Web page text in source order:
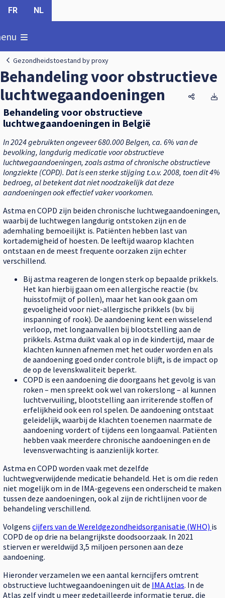
FR NL
Gezondheidstoestand by proxy
Behandeling voor obstructieve
luchtwegaandoeningen
Behandeling voor obstructieve
luchtwegaandoeningen in België
In 2024 gebruikten ongeveer 680.000 Belgen, ca. 6% van de
bevolking, langdurig medicatie voor obstructieve
luchtwegaandoeningen, zoals astma of chronische obstructieve
longziekte (COPD). Dat is een sterke stijging t.o.v. 2008, toen dit 4%
bedroeg, al betekent dat niet noodzakelijk dat deze
aandoeningen ook effectief vaker voorkomen.
Astma en COPD zijn beiden chronische luchtwegaandoeningen,
waarbij de luchtwegen langdurig ontstoken zijn en de
ademhaling bemoeilijkt is. Patiënten hebben last van
kortademigheid of hoesten. De leeftijd waarop klachten
ontstaan en de meest frequente oorzaken zijn echter
verschillend.
Bij astma reageren de longen sterk op bepaalde prikkels.
Het kan hierbij gaan om een allergische reactie (bv.
huisstofmijt of pollen), maar het kan ook gaan om
gevoeligheid voor niet-allergische prikkels (bv. bij
inspanning of rook). De aandoening kent een wisselend
verloop, met longaanvallen bij blootstelling aan de
prikkels. Astma duikt vaak al op in de kindertijd, maar de
klachten kunnen afnemen met het ouder worden en als
de aandoening goed onder controle blijft, is de impact op
de op de levenskwaliteit beperkt.
COPD is een aandoening die doorgaans het gevolg is van
roken – men spreekt ook wel van rokerslong – al kunnen
luchtvervuiling, blootstelling aan irriterende stoffen of
erfelijkheid ook een rol spelen. De aandoening ontstaat
geleidelijk, waarbij de klachten toenemen naarmate de
aandoening vordert of tijdens een longaanval. Patiënten
hebben vaak meerdere chronische aandoeningen en de
levensverwachting is aanzienlijk korter.
Astma en COPD worden vaak met dezelfde
luchtwegverwijdende medicatie behandeld. Het is om die reden
niet mogelijk om in de IMA-gegevens een onderscheid te maken
tussen deze aandoeningen, ook al zijn de richtlijnen voor de
behandeling verschillend.
Volgens cijfers van de Wereldgezondheidsorganisatie (WHO) is
COPD de op drie na belangrijkste doodsoorzaak. In 2021
stierven er wereldwijd 3,5 miljoen personen aan deze
aandoening.
Hieronder verzamelen we een aantal kerncijfers omtrent
obstructieve luchtwegaandoeningen uit de IMA Atlas. In de
Atlas zelf vindt u meer gedetailleerde informatie terug, die